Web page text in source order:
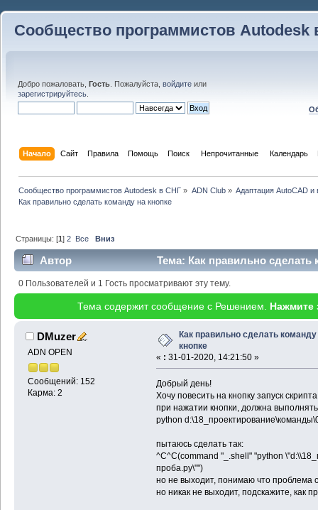
Сообщество программистов Autodesk
Добро пожаловать, Гость . Пожалуйста, войдите или
зарегистрируйтесь
Начало Сайт Правила Помощь Поиск Непрочитанные Календарь
Сообщество программистов Autodesk в СНГ » ADN Club» Адаптация AutoCAD и
Как правильно сделать команду на кнопке
Страницы: [1]2 Все Вниз
Автор
Тема: Как правильно сделать
раз)
0 Пользователей и 1 Гость просматривают эту тему.
Тема содержит сообщение с Решением. Нажмите
DMuzer
ADN OPEN
Сообщений: 152
Карма: 2
Как правильно сделать команду
кнопке
« : 31-01-2020, 14:21:50 »
Добрый день!
Хочу повесить на кнопку запуск
при нажатии кнопки, должна
python
пытаюсь сделать так:
^C^C(command "_.shell" "python
проба.py\"")
но не выходит, понимаю что проблема
но никак не выходит, подскажите, как